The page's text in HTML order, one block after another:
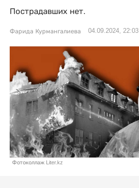
Пострадавших нет.
Фарида Курмангалиева 04.09.2024, 22:03
Фотоколлаж Liter.kz